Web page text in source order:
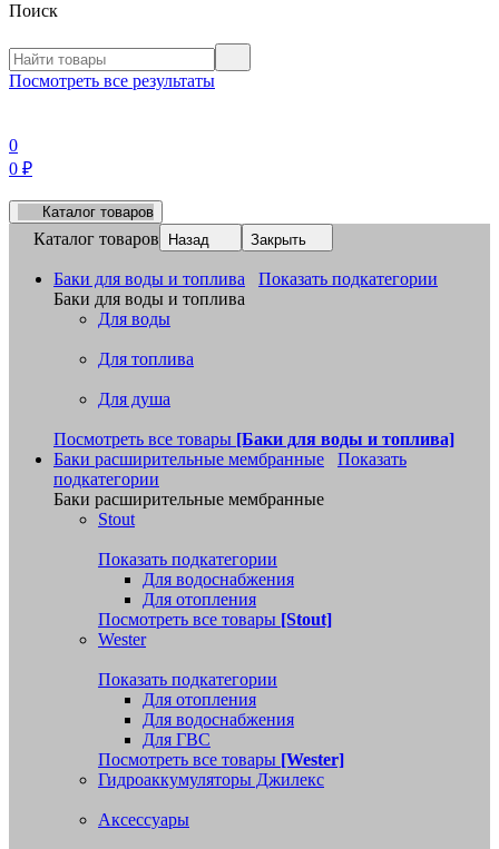
Поиск
Посмотреть все результаты
0
0 ₽
Каталог товаров
Каталог товаров Назад Закрыть
Баки для воды и топлива
Показать подкатегории
Баки для воды и топлива
Для воды
Для топлива
Для душа
Посмотреть все товары [Баки для воды и топлива]
Баки расширительные мембранные
Показать
подкатегории
Баки расширительные мембранные
Stout
Показать подкатегории
Для водоснабжения
Для отопления
Посмотреть все товары [Stout]
Wester
Показать подкатегории
Для отопления
Для водоснабжения
Для ГВС
Посмотреть все товары [Wester]
Гидроаккумуляторы Джилекс
Аксессуары